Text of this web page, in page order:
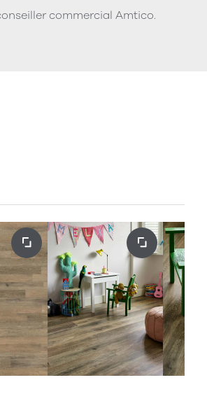
commercial Amtico.